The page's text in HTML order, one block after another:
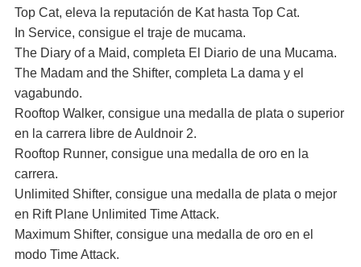
Top Cat, eleva la reputación de Kat hasta Top Cat.
In Service, consigue el traje de mucama.
The Diary of a Maid, completa El Diario de una Mucama.
The Madam and the Shifter, completa La dama y el
vagabundo.
Rooftop Walker, consigue una medalla de plata o superior
en la carrera libre de Auldnoir 2.
Rooftop Runner, consigue una medalla de oro en la
carrera.
Unlimited Shifter, consigue una medalla de plata o mejor
en Rift Plane Unlimited Time Attack.
Maximum Shifter, consigue una medalla de oro en el
modo Time Attack.